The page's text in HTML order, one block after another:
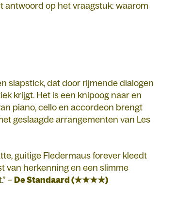
antwoord op het vraagstuk: waarom
slapstick, dat door rijmende dialogen
krijgt. Het is een knipoog naar en
piano, cello en accordeon brengt
geslaagde arrangementen van Les
guitige Fledermaus forever kleedt
van herkenning en een slimme
– De Standaard (★★★★)